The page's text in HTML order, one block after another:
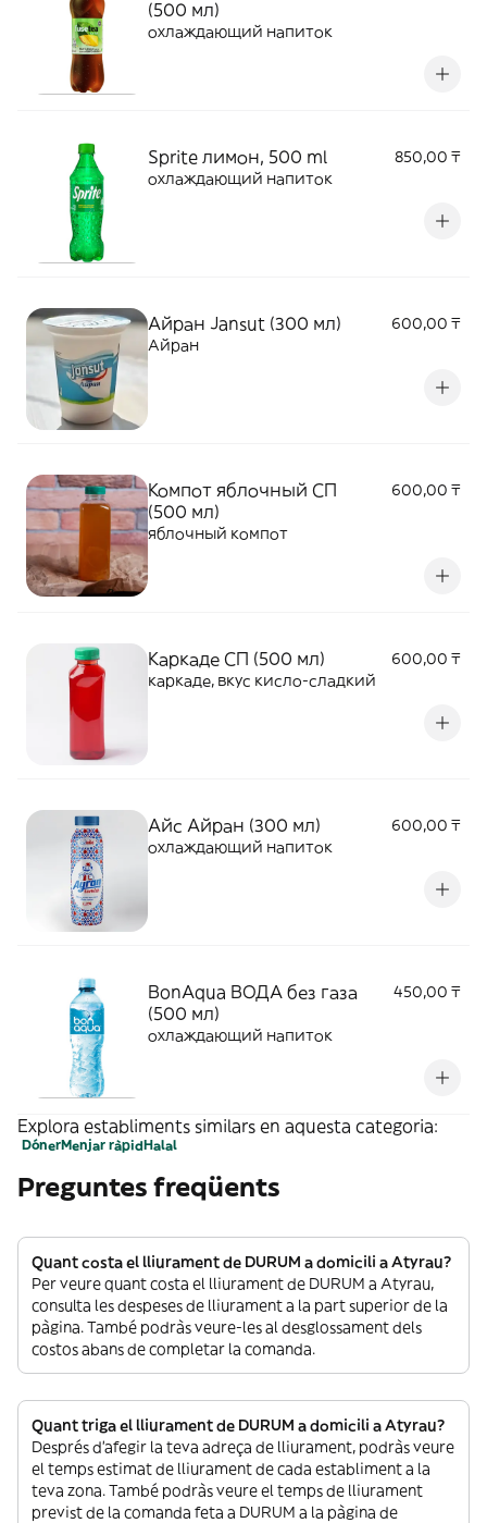
(500 мл)
охлаждающий напиток
Sprite лимон, 500 ml
850,00 ₸
охлаждающий напиток
Айран Jansut (300 мл)
600,00 ₸
Айран
Компот яблочный СП
(500 мл)
600,00 ₸
яблочный компот
Каркаде СП (500 мл)
600,00 ₸
каркаде, вкус кисло-сладкий
Айс Айран (300 мл)
600,00 ₸
охлаждающий напиток
BonAqua ВОДА без газа
(500 мл)
450,00 ₸
охлаждающий напиток
Explora establiments similars en aquesta categoria:
DónerMenjar ràpidHalal
Preguntes freqüents
Quant costa el lliurament de DURUM a domicili a Atyrau?
Per veure quant costa el lliurament de DURUM a Atyrau,
consulta les despeses de lliurament a la part superior de la
pàgina. També podràs veure-les al desglossament dels
costos abans de completar la comanda.
Quant triga el lliurament de DURUM a domicili a Atyrau?
Després d’afegir la teva adreça de lliurament, podràs veure
el temps estimat de lliurament de cada establiment a la
teva zona. També podràs veure el temps de lliurament
previst de la comanda feta a DURUM a la pàgina de